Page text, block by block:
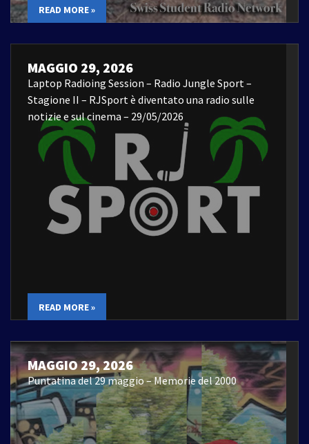
READ MORE »
MAGGIO 29, 2026
Laptop Radioing Session – Radio Jungle Sport –
Stagione II – RJSport è diventato una radio sulle
notizie e sul cinema – 29/05/2026
READ MORE »
MAGGIO 29, 2026
Puntatina del 29 maggio – Memorie del 2000